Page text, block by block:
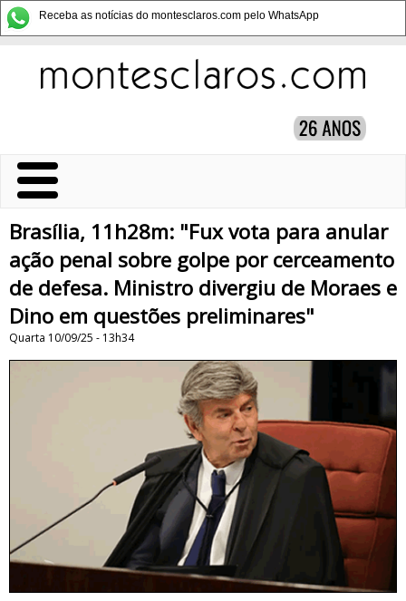
Receba as notícias do montesclaros.com pelo WhatsApp
Brasília, 11h28m: "Fux vota para anular
ação penal sobre golpe por cerceamento
de defesa. Ministro divergiu de Moraes e
Dino em questões preliminares"
Quarta 10/09/25 - 13h34